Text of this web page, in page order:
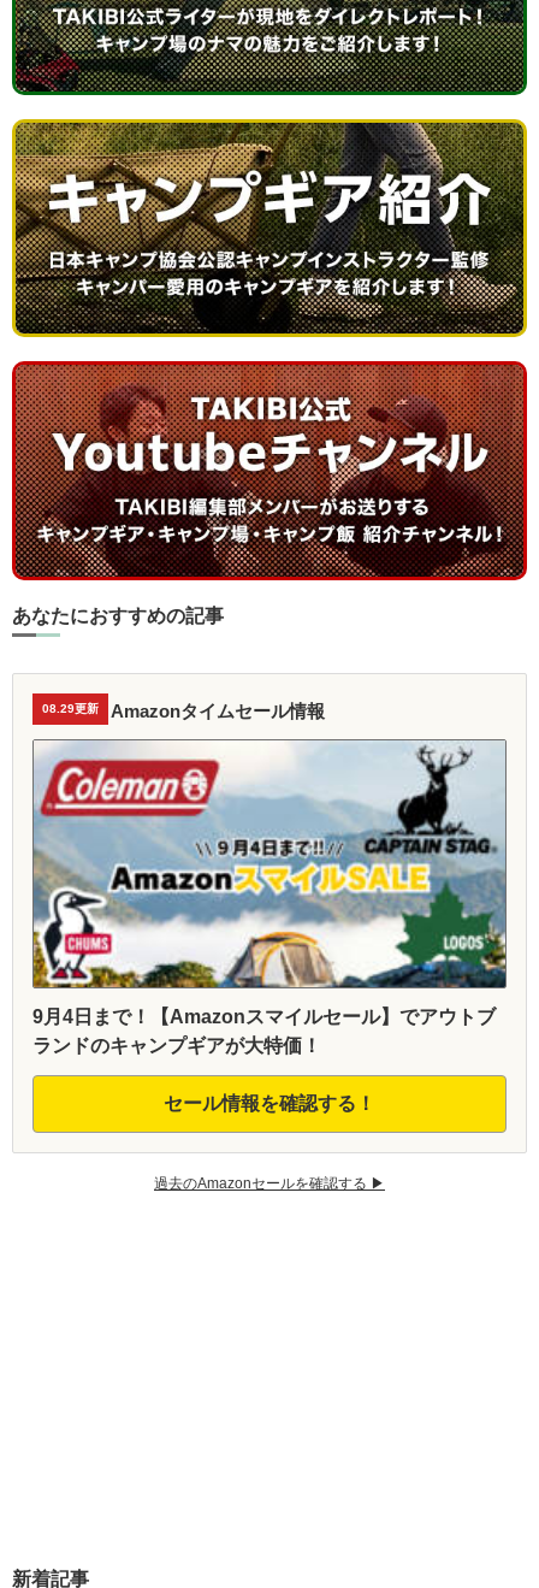
あなたにおすすめの記事
08.29更新 Amazonタイムセール情報
9月4日まで！【Amazonスマイルセール】でアウトブ
ランドのキャンプギアが大特価！
セール情報を確認する！
過去のAmazonセールを確認する ▶︎
新着記事